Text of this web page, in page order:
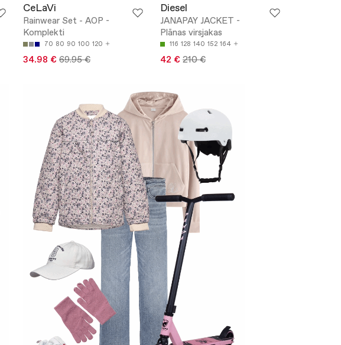
CeLaVi
Rainwear Set - AOP -
Komplekti
70 80 90 100 120
34.98 € 69.95 €
Diesel
JANAPAY JACKET -
Plānas virsjakas
116 128 140 152 164
42 € 210 €